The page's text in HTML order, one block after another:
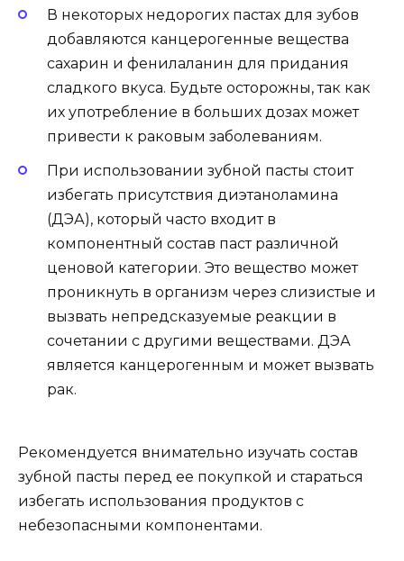
В некоторых недорогих пастах для зубов
добавляются канцерогенные вещества
сахарин и фенилаланин для придания
сладкого вкуса. Будьте осторожны, так как
их употребление в больших дозах может
привести к раковым заболеваниям.
При использовании зубной пасты стоит
избегать присутствия диэтаноламина
(ДЭА), который часто входит в
компонентный состав паст различной
ценовой категории. Это вещество может
проникнуть в организм через слизистые и
вызвать непредсказуемые реакции в
сочетании с другими веществами. ДЭА
является канцерогенным и может вызвать
рак.
Рекомендуется внимательно изучать состав
зубной пасты перед ее покупкой и стараться
избегать использования продуктов с
небезопасными компонентами.